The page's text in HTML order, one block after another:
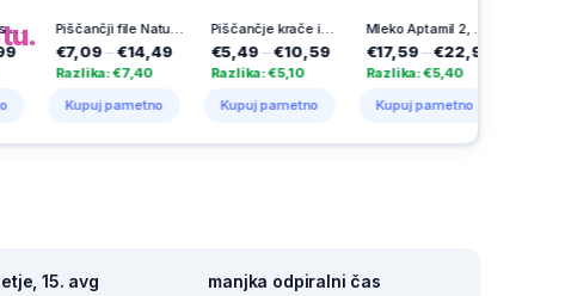
Piščančji file Natur, Perutnina Ptuj, pakirano, 800 g, IK
€7,09–€14,49
Razlika: €7,40
Kupuj pametno
Piščančje krače in krila, 1kg
€5,49–€10,59
Razlika: €5,10
Kupuj pametno
Mleko Aptamil 2, Milupa, 800 g
€17,59–€22,99
Razlika: €5,40
Kupuj pametno
€17,59
15. avg manjka odpiralni čas